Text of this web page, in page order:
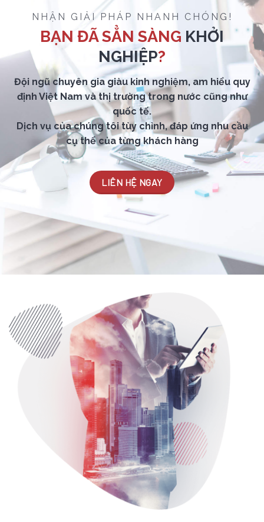
NHẬN GIẢI PHÁP NHANH CHÓNG!
BẠN ĐÃ SẲN SÀNG KHỞI
NGHIỆP?
Đội ngũ chuyên gia giàu kinh nghiệm, am hiểu quy
định Việt Nam và thị trường trong nước cũng như
quốc tế.
Dịch vụ của chúng tôi tùy chỉnh, đáp ứng nhu cầu
cụ thể của từng khách hàng
LIÊN HỆ NGAY